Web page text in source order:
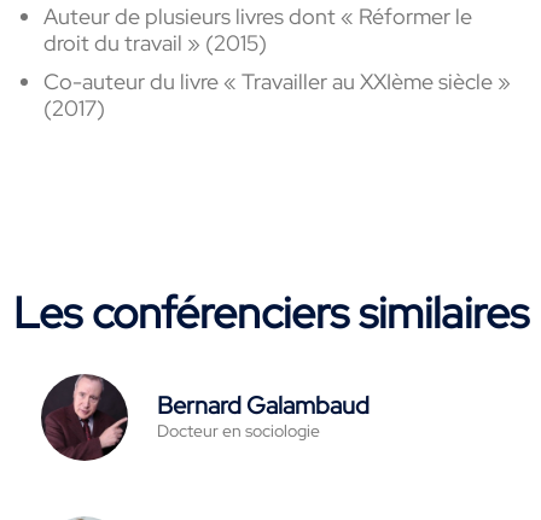
Auteur de plusieurs livres dont« Réformer le
droit du travail » (2015)
Co-auteur du livre « Travailler au XXIème siècle »
(2017)
Les conférenciers similaires
Bernard Galambaud
Docteur en sociologie